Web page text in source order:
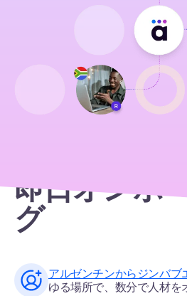
即日オンボ
グ
アルゼンチンからジンバブ
ゆる場所で、数分で人材を